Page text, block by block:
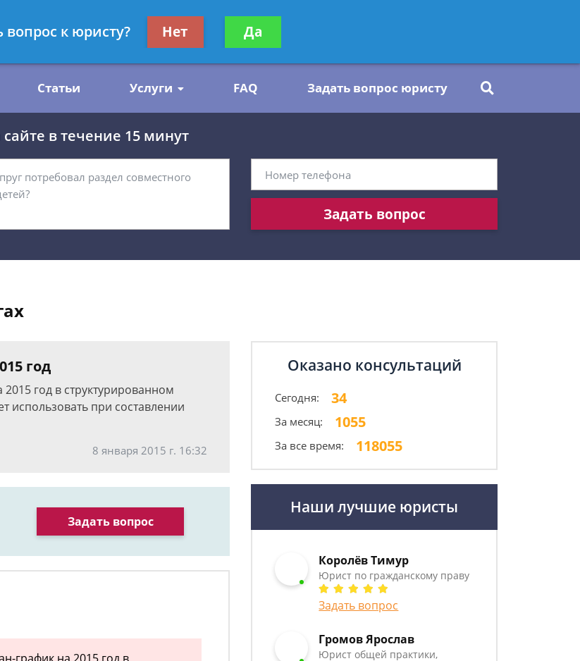
Получите консультацию
бесплатно
Статьи Услуги FAQ Задать вопрос юристу
в течение 15 минут
Задать вопрос
год
год в структурированном
использовать при составлении
8 января 2015 г. 16:32
Задать вопрос
Оказано консультаций
Сегодня: 34
За месяц: 1055
За все время: 118055
Наши лучшие юристы
Королёв Тимур
Юрист по гражданскому праву
Задать вопрос
Громов Ярослав
Юрист общей практики,
вопрос к юристу? Нет Да